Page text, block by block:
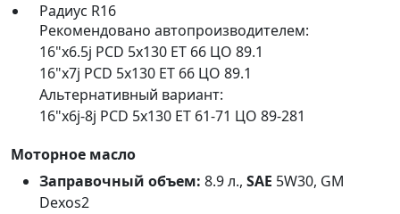
Радиус R16
Рекомендовано автопроизводителем:
16"x6.5j PCD 5x130 ET 66 ЦО 89.1
16"x7j PCD 5x130 ET 66 ЦО 89.1
Альтернативный вариант:
16"x6j-8j PCD 5x130 ET 61-71 ЦО 89-281
Моторное масло
Заправочный объем: 8.9 л., SAE 5W30, GM
Dexos2